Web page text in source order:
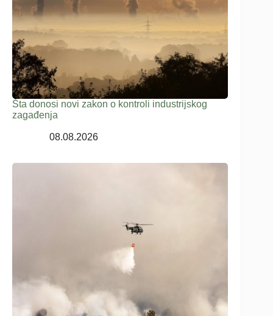
Šta donosi novi zakon o kontroli industrijskog
zagađenja
08.08.2026